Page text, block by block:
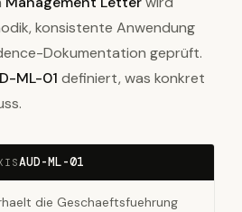
konsistente Anwendung
Dokumentation geprüft.
ML-01 definiert, was konkret
AUD-ML-01
die Geschaeftsfuehrung